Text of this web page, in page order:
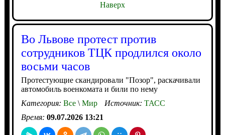
Наверх
Во Львове протест против
сотрудников ТЦК продлился около
восьми часов
Протестующие скандировали "Позор", раскачивали
автомобиль военкомата и били по нему
Категория: Все\Мир Источник: ТАСС
Время: 09.07.2026 13:21